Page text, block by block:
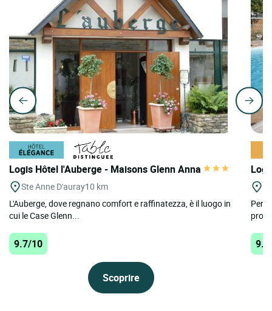
Logis Hôtel l'Auberge - Maisons Glenn Anna
Ste Anne D'auray10 km
L'Auberge, dove regnano comfort e raffinatezza, è il luogo in
cui le Case Glenn...
9.7/10
Scoprire
Per